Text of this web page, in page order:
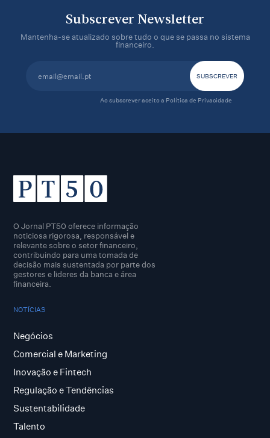
Subscrever Newsletter
Mantenha-se atualizado sobre tudo o que se passa no sistema
financeiro.
Ao subscrever aceito a Política de Privacidade
O Jornal PT50 oferece informação
noticiosa rigorosa, responsável e
relevante sobre o setor financeiro,
contribuindo para uma tomada de
decisão mais sustentada por parte dos
gestores e lideres da banca e área
financeira.
NOTÍCIAS
Negócios
Comercial e Marketing
Inovação e Fintech
Regulação e Tendências
Sustentabilidade
Talento